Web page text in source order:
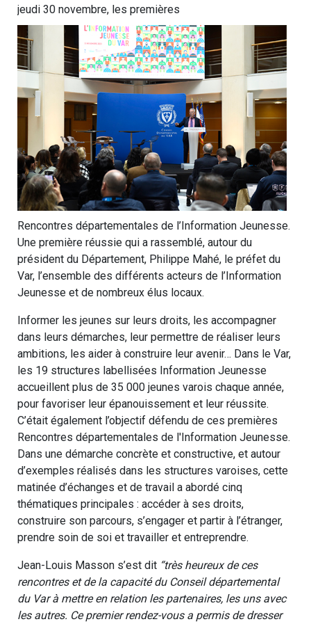
jeudi 30 novembre, les premières
Rencontres départementales de l’Information Jeunesse.
Une première réussie qui a rassemblé, autour du
président du Département, Philippe Mahé, le préfet du
Var, l’ensemble des différents acteurs de l’Information
Jeunesse et de nombreux élus locaux.
Informer les jeunes sur leurs droits, les accompagner
dans leurs démarches, leur permettre de réaliser leurs
ambitions, les aider à construire leur avenir… Dans le Var,
les 19 structures labellisées Information Jeunesse
accueillent plus de 35 000 jeunes varois chaque année,
pour favoriser leur épanouissement et leur réussite.
C’était également l’objectif défendu de ces premières
Rencontres départementales de l'Information Jeunesse.
Dans une démarche concrète et constructive, et autour
d’exemples réalisés dans les structures varoises, cette
matinée d’échanges et de travail a abordé cinq
thématiques principales : accéder à ses droits,
construire son parcours, s’engager et partir à l’étranger,
prendre soin de soi et travailler et entreprendre.
Jean-Louis Masson s’est dit “très heureux de ces
rencontres et de la capacité du Conseil départemental
du Var à mettre en relation les partenaires, les uns avec
les autres. Ce premier rendez-vous a permis de dresser